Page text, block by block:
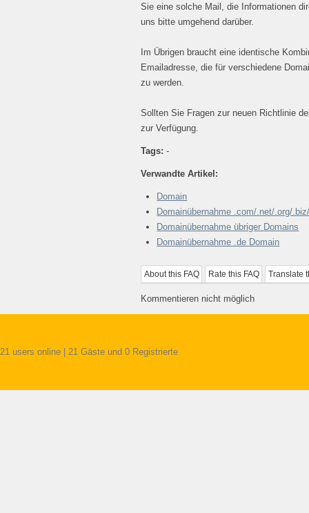
Sie eine solche Mail, die Informationen
uns bitte umgehend darüber.
Im Übrigen braucht eine identische
Emailadresse, die für verschiedene
zu werden.
Sollten Sie Fragen zur neuen Richtlinie
zur Verfügung.
Tags: -
Verwandte Artikel:
Domain
Domainübernahme .com/.net/.org/
Domainübernahme übriger Domains
Domainübernahme .de Domain
About this FAQ Rate this FAQ Translate
Kommentieren nicht möglich
21 users online | 21 Gäste und 0 Registrierte